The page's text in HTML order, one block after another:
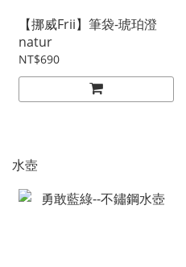
【挪威Frii】筆袋-琥珀澄
natur
NT$690
水壺